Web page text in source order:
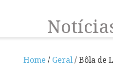
Home / Geral/ Bôla de